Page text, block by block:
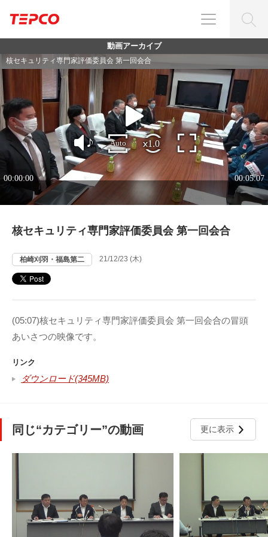
動画アーカイブ
核セキュリティ専門家評価委員会 第一回会合
柏崎刈羽・福島第二 21/12/23 (木)
(05:07)核セキュリティ専門家評価委員会 第一回会合の冒頭
あいさつの映像です。
リンク
ダウンロード(345MB)
同じ“カテゴリー”の動画 更に表示